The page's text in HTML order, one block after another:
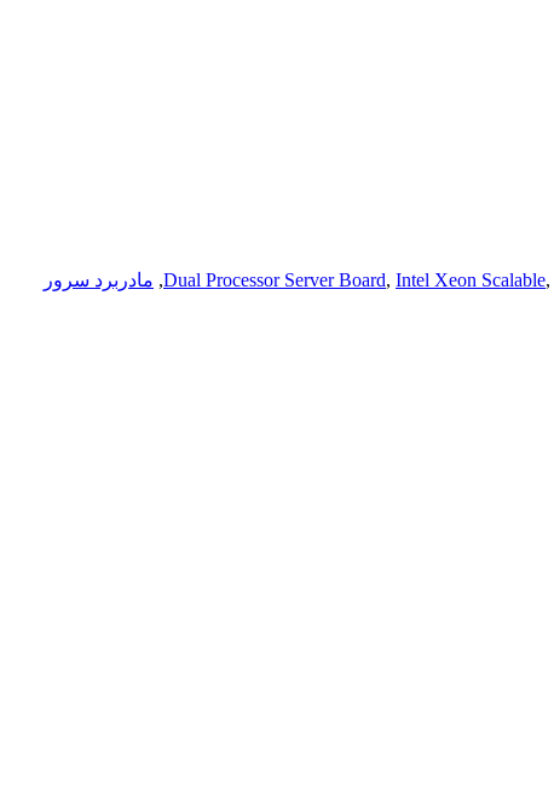
Dual Processor Server Board, Intel Xeon Scalable,
, مادربرد سرور